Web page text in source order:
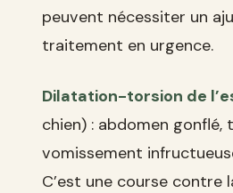
peuvent nécessiter un
traitement en urgence.
Dilatation-torsion de
chien) : abdomen
vomissement
C’est une course contre